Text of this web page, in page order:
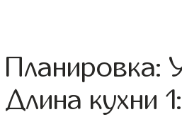
Планировка:
Длина кухни